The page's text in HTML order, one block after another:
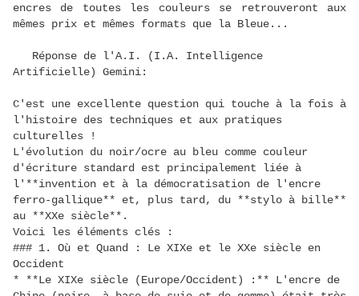
encres de toutes les couleurs se retrouveront aux
mêmes prix et mêmes formats que la Bleue...
Réponse de l'A.I. (I.A. Intelligence
Artificielle) Gemini:
C'est une excellente question qui touche à la fois à
l'histoire des techniques et aux pratiques
culturelles !
L'évolution du noir/ocre au bleu comme couleur
d'écriture standard est principalement liée à
l'**invention et à la démocratisation de l'encre
ferro-gallique** et, plus tard, du **stylo à bille**
au **XXe siècle**.
Voici les éléments clés :
### 1. Où et Quand : Le XIXe et le XXe siècle en
Occident
* **Le XIXe siècle (Europe/Occident) :** L'encre de